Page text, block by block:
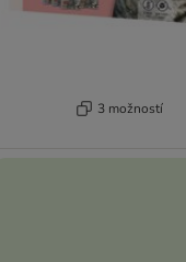
3 možností